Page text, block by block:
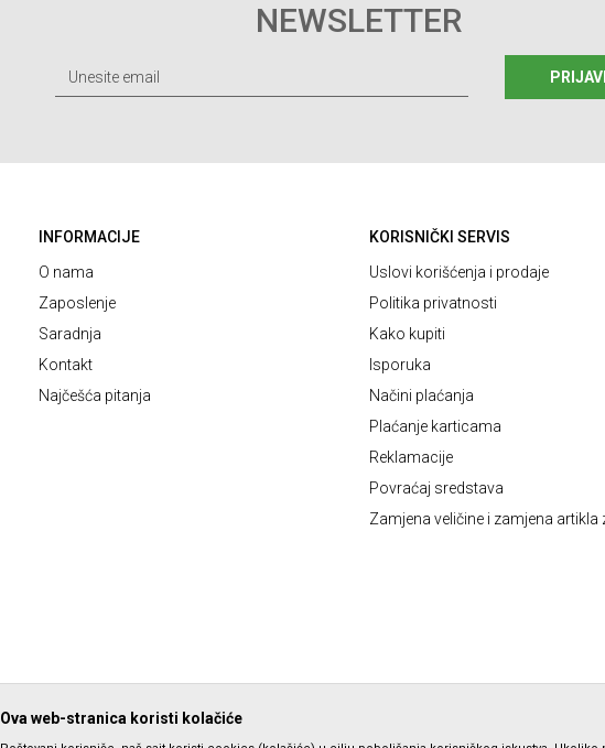
NEWSLETTER
INFORMACIJE
O nama
Zaposlenje
Saradnja
Kontakt
Najčešća pitanja
KORISNIČKI SERVIS
Uslovi korišćenja i prodaje
Politika privatnosti
Kako kupiti
Isporuka
Načini plaćanja
Plaćanje karticama
Reklamacije
Povraćaj sredstava
Zamjena veličine i zamjena artikla
Ova web-stranica koristi kolačiće